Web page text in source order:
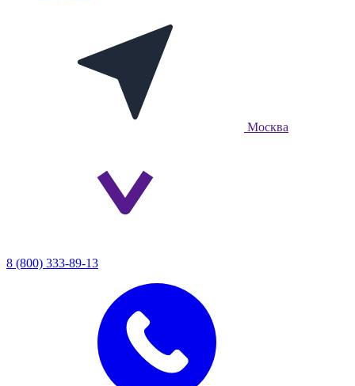
Москва
8 (800) 333-89-13